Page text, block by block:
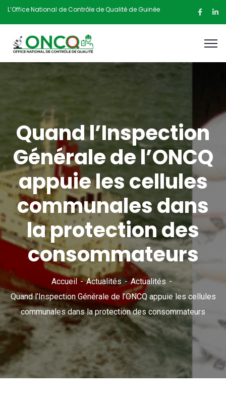
L’Office National de Contrôle de Qualité de Guinée
Quand l’Inspection
Générale de l’ONCQ
appuie les cellules
communales dans
la protection des
consommateurs
Accueil Actualités
Actualités
Quand l’Inspection Générale de l’ONCQ appuie les cellules
communales dans la protection des consommateurs